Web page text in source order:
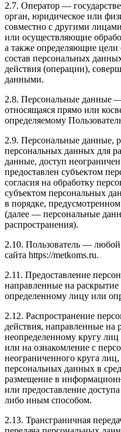
2.7. Оператор —
орган, юридическое или
совместно с другими
или осуществляющие
а также определяющие
состав персональных
действия (операции),
данными.
2.8. Персональные данные
относящаяся прямо или
определяемому
2.9. Персональные данные,
персональных данных для
данные, доступ
предоставлен субъектом
согласия на обработку
субъектом персональных
в порядке,
(далее — персональные
распространения).
2.10. Пользователь — любой
сайта https://metkoms.ru.
2.11. Предоставление
направленные на
определенному лицу или
2.12. Распространение
действия, направленные на
неопределенному кругу
или на ознакомление с
неограниченного круга
персональных данных в
размещение в
или предоставление
либо иным способом.
2.13. Трансграничная